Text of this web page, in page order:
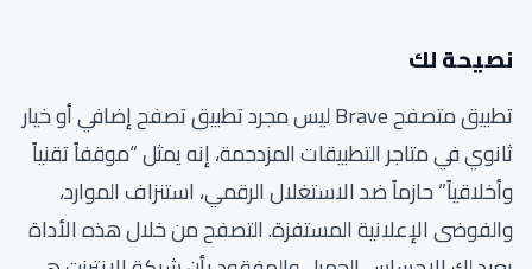
نصيحة لك
تطبيق متصفح Brave ليس مجرد تطبيق تصفح إضافي أو خيار
ثانوي في متاجر التطبيقات المزدحمة، إنه يمثل “موقفاً تقنياً
وأخلاقياً” حازماً ضد الاستغلال الرقمي، استنزاف الموارد،
والفوضى الإعلانية المستفزة. التصفح من خلال هذه الأداة